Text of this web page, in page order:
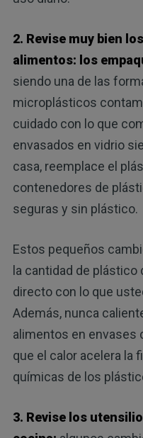
2. Revise muy bien
alimentos: los
siendo una de las
microplásticos
cuidado con lo que
envasados ​​en vidrio
casa, reemplace el
contenedores de
seguras y sin plástico.
Estos pequeños
la cantidad de
directo con lo que
Además, nunca
alimentos en envases
que el calor acelera la
químicas de los
3. Revise los